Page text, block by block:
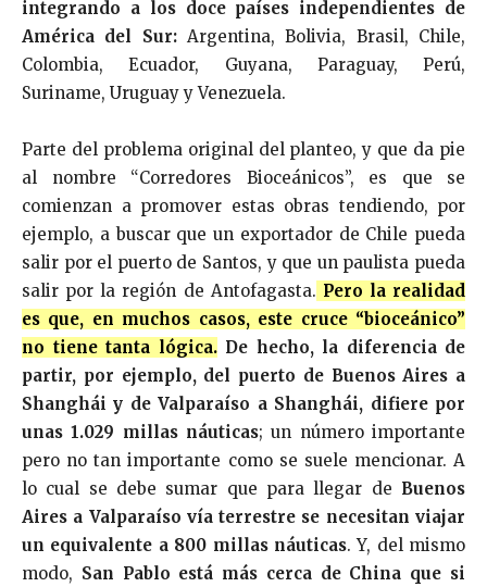
integrando a los doce países independientes de
América del Sur: Argentina, Bolivia, Brasil, Chile,
Colombia, Ecuador, Guyana, Paraguay, Perú,
Suriname, Uruguay y Venezuela.
Parte del problema original del planteo, y que da pie
al nombre “Corredores Bioceánicos”, es que se
comienzan a promover estas obras tendiendo, por
ejemplo, a buscar que un exportador de Chile pueda
salir por el puerto de Santos, y que un paulista pueda
salir por la región de Antofagasta. Pero la realidad
es que, en muchos casos, este cruce “bioceánico”
no tiene tanta lógica.De hecho, la diferencia de
partir, por ejemplo, del puerto de Buenos Aires a
Shanghái y de Valparaíso a Shanghái, difiere por
unas 1.029 millas náuticas; un número importante
pero no tan importante como se suele mencionar. A
lo cual se debe sumar que para llegar de Buenos
Aires a Valparaíso vía terrestre se necesitan viajar
un equivalente a 800 millas náuticas. Y, del mismo
modo, San Pablo está más cerca de China que si